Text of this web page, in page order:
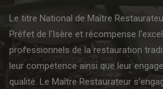
Le titre National de Maître
Préfet de l'Isère et récompense
professionnels de la restauration
leur compétence ainsi que leur
qualité. Le Maître Restaurateur